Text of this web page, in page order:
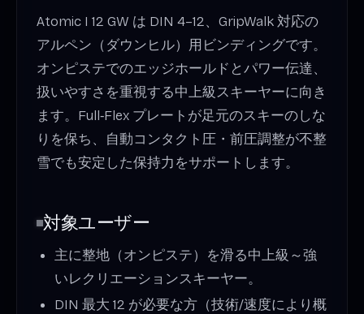
Atomic I 12 GW は DIN 4–12、GripWalk 対応の
アルペン（ダウンヒル）用ビンディングです。
オンピステでのエッジホールドとパワー伝達、
扱いやすさを重視する中上級スキーヤーに向き
ます。Full‑Flex プレートが足元のスキーのしな
りを保ち、自動コンタクト圧・前圧調整が不整
雪でも安定した保持力をサポートします。
対象ユーザー
主に整地（オンピステ）を滑る中上級～強
いレクリエーションスキーヤー。
DIN 最大 12 が必要な方（技術/速度により概